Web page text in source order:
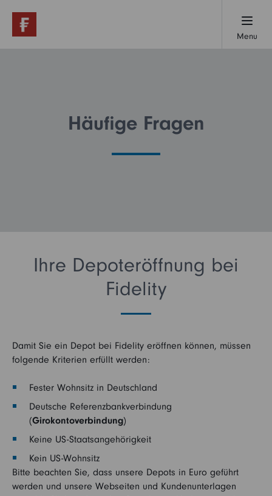
Menu
Häufige Fragen
Ihre Depoteröffnung bei
Fidelity
Damit Sie ein Depot bei Fidelity eröffnen können, müssen
folgende Kriterien erfüllt werden:
Fester Wohnsitz in Deutschland
Deutsche Referenzbankverbindung
(Girokontoverbindung)
Keine US-Staatsangehörigkeit
Kein US-Wohnsitz
Bitte beachten Sie, dass unsere Depots in Euro geführt
werden und unsere Webseiten und Kundenunterlagen